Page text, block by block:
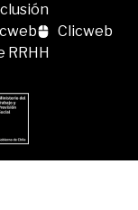
Clicweb
RRHH